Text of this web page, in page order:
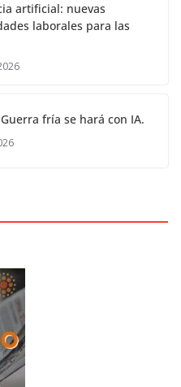
artificial: nuevas
laborales para las
fría se hará con IA.